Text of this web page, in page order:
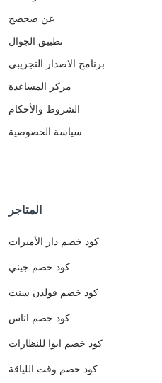
عن صحصح
تطبيق الجوال
برنامج الاصدار التجريبي
مركز المساعدة
الشروط والأحكام
سياسة الخصوصية
المتاجر
كود خصم دار الأميرات
كود خصم جيني
كود خصم قولدن سنت
كود خصم اناس
كود خصم ايوا للنظارات
كود خصم وقت اللياقة